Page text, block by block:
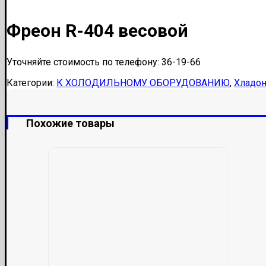
Фреон R-404 весовой
Уточняйте стоимость по телефону: 36-19-66
Категории: К ХОЛОДИЛЬНОМУ ОБОРУДОВАНИЮ,
Похожие товары